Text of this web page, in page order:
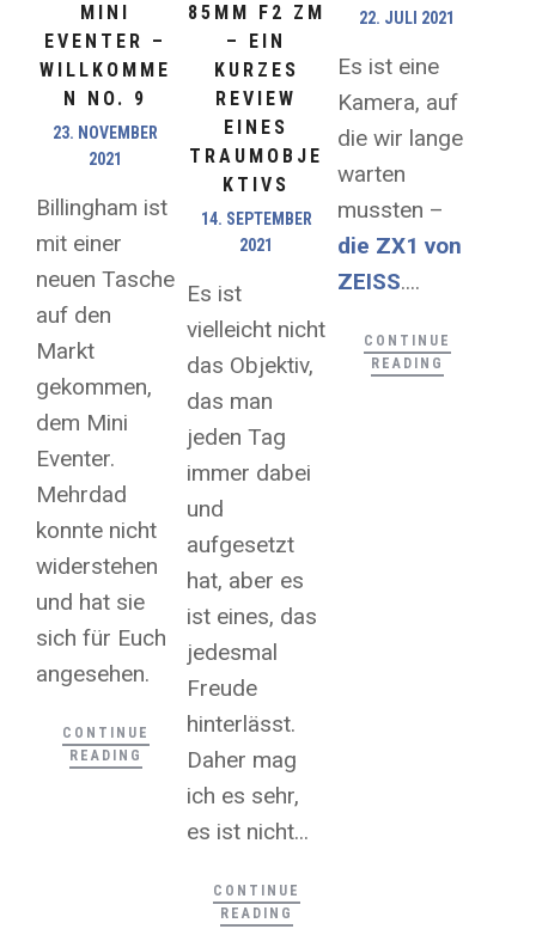
MINI
EVENTER –
WILLKOMME
N NO. 9
23. NOVEMBER
2021
Billingham ist
mit einer
neuen Tasche
auf den
Markt
gekommen,
dem Mini
Eventer.
Mehrdad
konnte nicht
widerstehen
und hat sie
sich für Euch
angesehen.
CONTINUE
READING
85MM F2 ZM
– EIN
KURZES
REVIEW
EINES
TRAUMOBJE
KTIVS
14. SEPTEMBER
2021
Es ist
vielleicht nicht
das Objektiv,
das man
jeden Tag
immer dabei
und
aufgesetzt
hat, aber es
ist eines, das
jedesmal
Freude
hinterlässt.
Daher mag
ich es sehr,
es ist nicht...
CONTINUE
READING
22. JULI 2021
Es ist eine
Kamera, auf
die wir lange
warten
mussten –
die ZX1 von
ZEISS....
CONTINUE
READING